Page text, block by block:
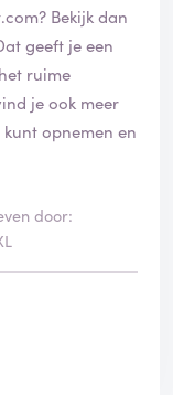
Bekijk dan
ruime
opnemen en
door: